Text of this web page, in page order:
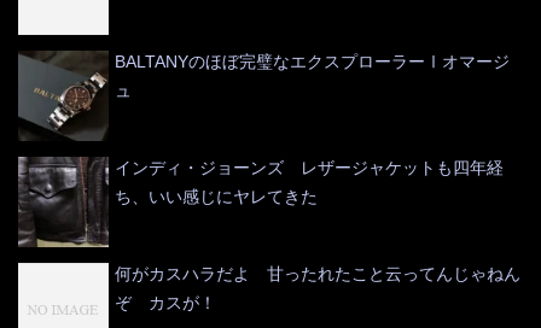
BALTANYのほぼ完璧なエクスプローラーⅠオマージ
ュ
インディ・ジョーンズ レザージャケットも四年経
ち、いい感じにヤレてきた
何がカスハラだよ 甘ったれたこと云ってんじゃねん
ぞ カスが！